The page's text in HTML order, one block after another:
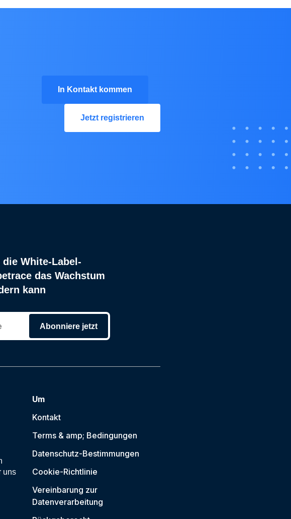
In Kontakt kommen
Jetzt registrieren
White-Label-
das Wachstum
kann
Abonniere jetzt
uns
Um
Kontakt
Terms & amp; Bedingungen
Datenschutz-Bestimmungen
Cookie-Richtlinie
Vereinbarung zur
Datenverarbeitung